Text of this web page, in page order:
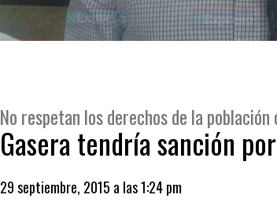
No respetan los derechos de la
Gasera tendría sanción
29 septiembre, 2015 a las 1:24 pm